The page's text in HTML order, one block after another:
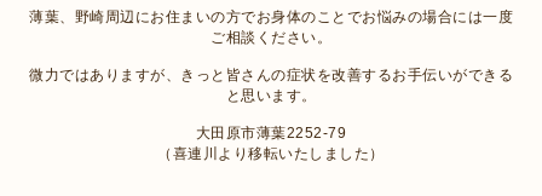
薄葉、野崎周辺にお住まいの方でお身体のことでお悩みの場合には一度
ご相談ください。
微力ではありますが、きっと皆さんの症状を改善するお手伝いができる
と思います。
大田原市薄葉2252-79
（喜連川より移転いたしました）